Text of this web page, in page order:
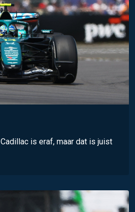
is eraf, maar dat is juist